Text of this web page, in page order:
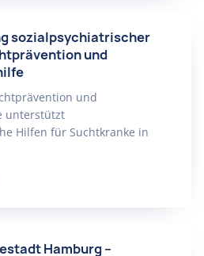
sozialpsychiatrischer
und
und
unterstützt
Hilfen für Suchtkranke in
Hamburg –